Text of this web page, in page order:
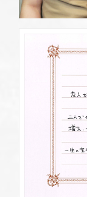
ブログ
浜松
定休